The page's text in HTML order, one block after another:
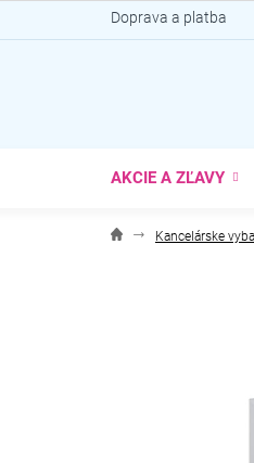
na
Doprava a platba
AKCIE A ZĽAVY
Kancelárske